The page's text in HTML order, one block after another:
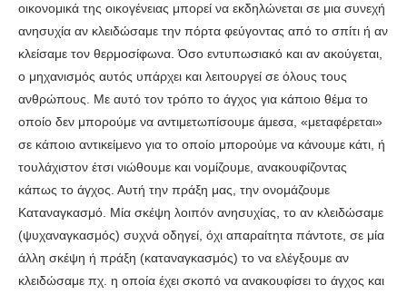
οικονομικά της οικογένειας μπορεί να εκδηλώνεται σε μια συνεχή
ανησυχία αν κλειδώσαμε την πόρτα φεύγοντας από το σπίτι ή αν
κλείσαμε τον θερμοσίφωνα. Όσο εντυπωσιακό και αν ακούγεται,
ο μηχανισμός αυτός υπάρχει και λειτουργεί σε όλους τους
ανθρώπους. Με αυτό τον τρόπο το άγχος για κάποιο θέμα το
οποίο δεν μπορούμε να αντιμετωπίσουμε άμεσα, «μεταφέρεται»
σε κάποιο αντικείμενο για το οποίο μπορούμε να κάνουμε κάτι, ή
τουλάχιστον έτσι νιώθουμε και νομίζουμε, ανακουφίζοντας
κάπως το άγχος. Αυτή την πράξη μας, την ονομάζουμε
Καταναγκασμό. Μία σκέψη λοιπόν ανησυχίας, το αν κλειδώσαμε
(ψυχαναγκασμός) συχνά οδηγεί, όχι απαραίτητα πάντοτε, σε μία
άλλη σκέψη ή πράξη (καταναγκασμός) το να ελέγξουμε αν
κλειδώσαμε πχ. η οποία έχει σκοπό να ανακουφίσει το άγχος και